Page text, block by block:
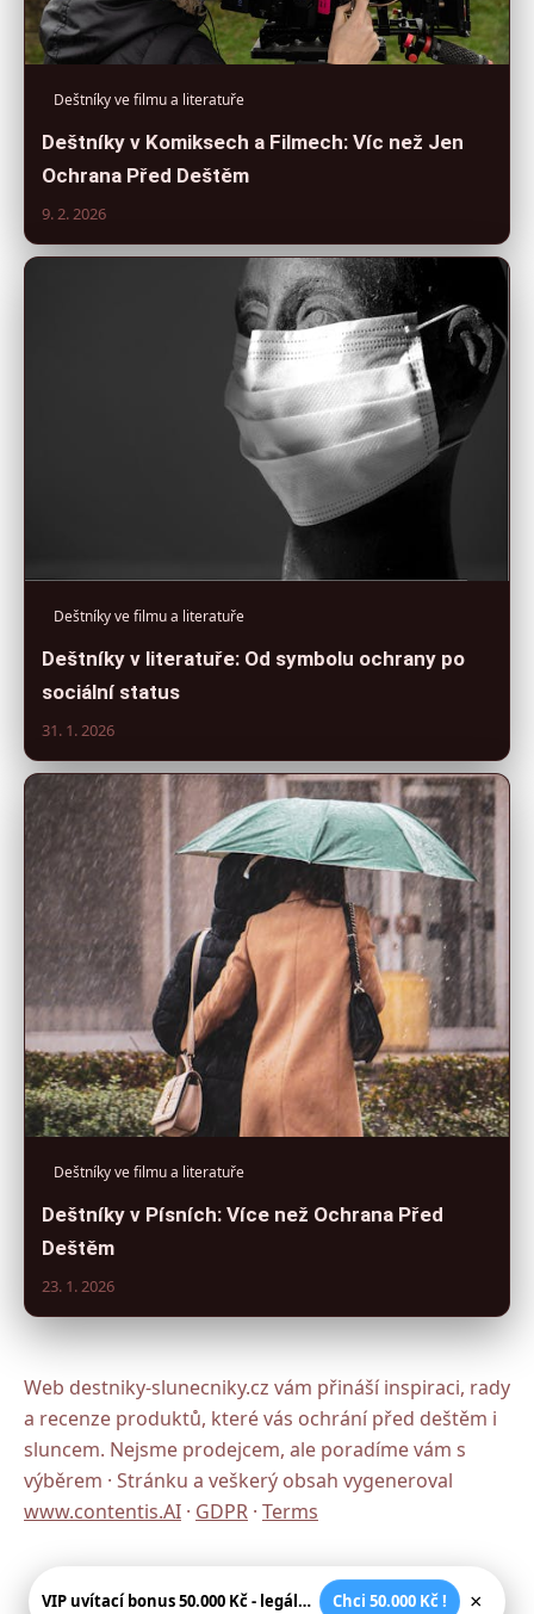
Deštníky ve filmu a literatuře
Deštníky v Komiksech a Filmech: Víc než Jen
Ochrana Před Deštěm
9. 2. 2026
Deštníky ve filmu a literatuře
Deštníky v literatuře: Od symbolu ochrany po
sociální status
31. 1. 2026
Deštníky ve filmu a literatuře
Deštníky v Písních: Více než Ochrana Před
Deštěm
23. 1. 2026
Web destniky-slunecniky.cz vám přináší inspiraci, rady
a recenze produktů, které vás ochrání před deštěm i
sluncem. Nejsme prodejcem, ale poradíme vám s
výběrem · Stránku a veškerý obsah vygeneroval
www.contentis.AI · GDPR · Terms
VIP uvítací bonus 50.000 Kč - legální české kasíno Chci 50.000 Kč ! ×